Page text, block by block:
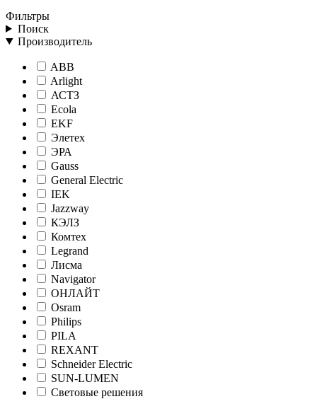
Фильтры
Поиск
Производитель
ABB
Arlight
АСТЗ
Ecola
EKF
Элетех
ЭРА
Gauss
General Electric
IEK
Jazzway
КЭЛЗ
Комтех
Legrand
Лисма
Navigator
ОНЛАЙТ
Osram
Philips
PILA
REXANT
Schneider Electric
SUN-LUMEN
Световые решения